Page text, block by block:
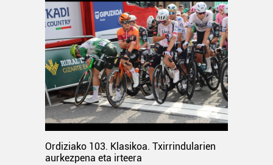
Ordiziako 103. Klasikoa. Txirrindularien
aurkezpena eta irteera